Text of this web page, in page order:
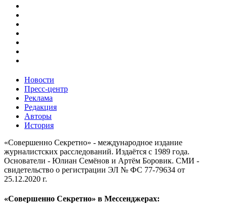
Новости
Пресс-центр
Реклама
Редакция
Авторы
История
«Совершенно Секретно» - международное издание
журналистских расследований. Издаётся с 1989 года.
Основатели - Юлиан Семёнов и Артём Боровик. CМИ -
свидетельство о регистрации ЭЛ № ФС 77-79634 от
25.12.2020 г.
«Совершенно Секретно» в Мессенджерах: